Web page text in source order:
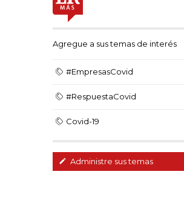
Agregue a sus temas de interés
#EmpresasCovid
#RespuestaCovid
Covid-19
Administre sus temas